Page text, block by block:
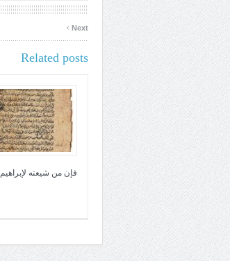
Next
›
Related posts
فإن من شيعته لإبراهيم